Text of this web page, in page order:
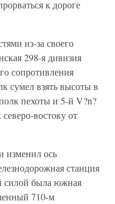
к дороге
из-за своего
298-я дивизия
сопротивления
сумел взять высоты в
пехоты и 5-й V?n?
востоку от
изменил ось
станция
силой была южная
710-м